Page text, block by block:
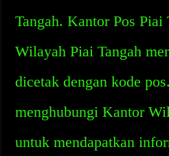
Tangah. Kantor Pos Piai
Wilayah Piai Tangah
dicetak dengan kode
menghubungi Kantor
untuk mendapatkan